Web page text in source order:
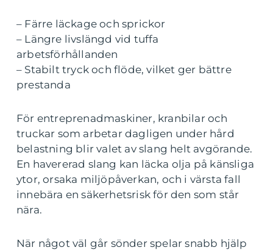
– Färre läckage och sprickor
– Längre livslängd vid tuffa
arbetsförhållanden
– Stabilt tryck och flöde, vilket ger bättre
prestanda
För entreprenadmaskiner, kranbilar och
truckar som arbetar dagligen under hård
belastning blir valet av slang helt avgörande.
En havererad slang kan läcka olja på känsliga
ytor, orsaka miljöpåverkan, och i värsta fall
innebära en säkerhetsrisk för den som står
nära.
När något väl går sönder spelar snabb hjälp